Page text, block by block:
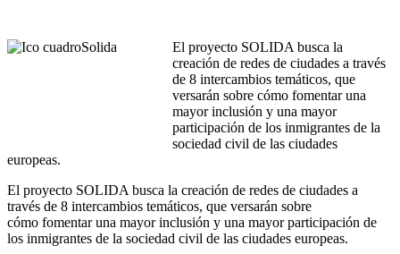
El proyecto SOLIDA busca la
creación de redes de ciudades a través
de 8 intercambios temáticos, que
versarán sobre cómo fomentar una
mayor inclusión y una mayor
participación de los inmigrantes de la
sociedad civil de las ciudades
europeas.
El proyecto SOLIDA busca la creación de redes de ciudades a
través de 8 intercambios temáticos, que versarán sobre
cómo fomentar una mayor inclusión y una mayor participación de
los inmigrantes de la sociedad civil de las ciudades europeas.